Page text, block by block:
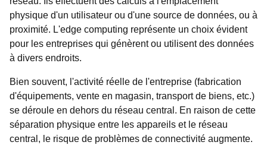
physique d'un utilisateur ou d'une source de données, ou à
proximité. L'edge computing représente un choix évident
pour les entreprises qui génèrent ou utilisent des données
à divers endroits.
Bien souvent, l'activité réelle de l'entreprise (fabrication
d'équipements, vente en magasin, transport de biens, etc.)
se déroule en dehors du réseau central. En raison de cette
séparation physique entre les appareils et le réseau
central, le risque de problèmes de connectivité augmente.